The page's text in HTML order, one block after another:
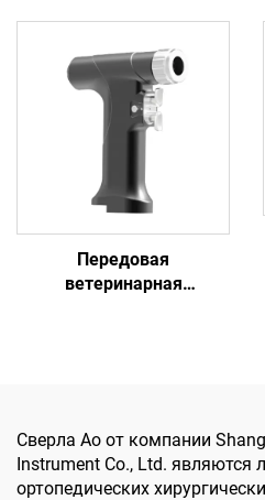
вертлужной впадины
5507B для
ортопедической
хирургии, системы для
лечения травм суставов
5000
Передовая
ветеринарная
Сверла Ao от компании
Instrument Co., Ltd. являются
ортопедических